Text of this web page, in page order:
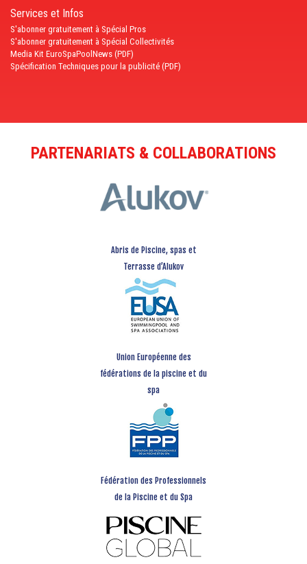
Services et Infos
S'abonner gratuitement à Spécial Pros
S'abonner gratuitement à Spécial Collectivités
Media Kit EuroSpaPoolNews (PDF)
Spécification Techniques pour la publicité (PDF)
PARTENARIATS & COLLABORATIONS
Abris de Piscine, spas et
Terrasse d’Alukov
Union Européenne des
fédérations de la piscine et du
spa
Fédération des Professionnels
de la Piscine et du Spa